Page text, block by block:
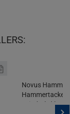
Novus
Hammertacker